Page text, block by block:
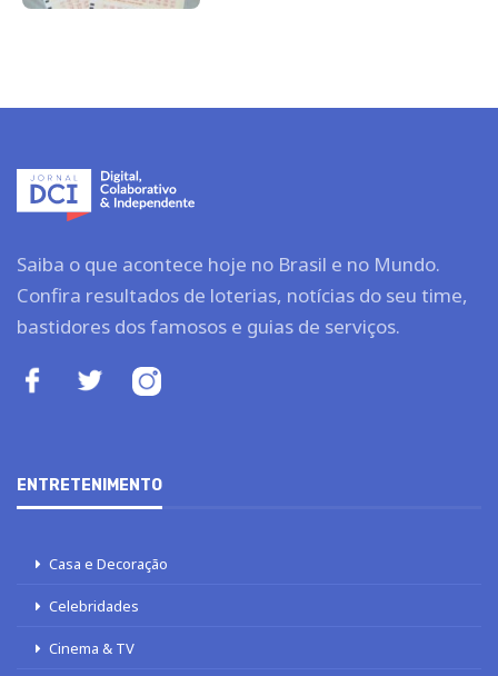
Saiba o que acontece hoje no Brasil e no Mundo.
Confira resultados de loterias, notícias do seu time,
bastidores dos famosos e guias de serviços.
ENTRETENIMENTO
Casa e Decoração
Celebridades
Cinema & TV